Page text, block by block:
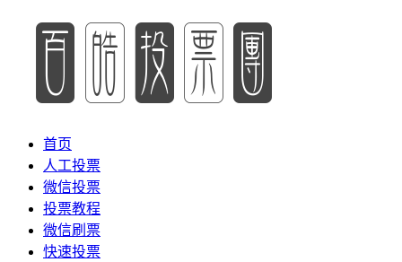
首页
人工投票
微信投票
投票教程
微信刷票
快速投票